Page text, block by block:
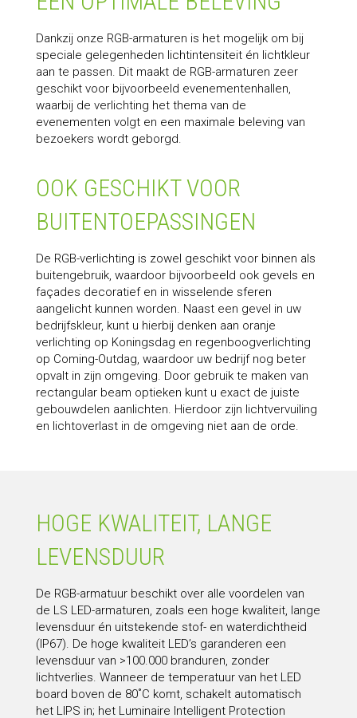
Dankzij onze RGB-armaturen is het mogelijk om bij
speciale gelegenheden lichtintensiteit én lichtkleur
aan te passen. Dit maakt de RGB-armaturen zeer
geschikt voor bijvoorbeeld evenementenhallen,
waarbij de verlichting het thema van de
evenementen volgt en een maximale beleving van
bezoekers wordt geborgd.
OOK GESCHIKT VOOR
BUITENTOEPASSINGEN
De RGB-verlichting is zowel geschikt voor binnen als
buitengebruik, waardoor bijvoorbeeld ook gevels en
façades decoratief en in wisselende sferen
aangelicht kunnen worden. Naast een gevel in uw
bedrijfskleur, kunt u hierbij denken aan oranje
verlichting op Koningsdag en regenboogverlichting
op Coming-Outdag, waardoor uw bedrijf nog beter
opvalt in zijn omgeving. Door gebruik te maken van
rectangular beam optieken kunt u exact de juiste
gebouwdelen aanlichten. Hierdoor zijn lichtvervuiling
en lichtoverlast in de omgeving niet aan de orde.
HOGE KWALITEIT, LANGE
LEVENSDUUR
De RGB-armatuur beschikt over alle voordelen van
de LS LED-armaturen, zoals een hoge kwaliteit, lange
levensduur én uitstekende stof- en waterdichtheid
(IP67). De hoge kwaliteit LED’s garanderen een
levensduur van >100.000 branduren, zonder
lichtverlies. Wanneer de temperatuur van het LED
board boven de 80˚C komt, schakelt automatisch
het LIPS in; het Luminaire Intelligent Protection